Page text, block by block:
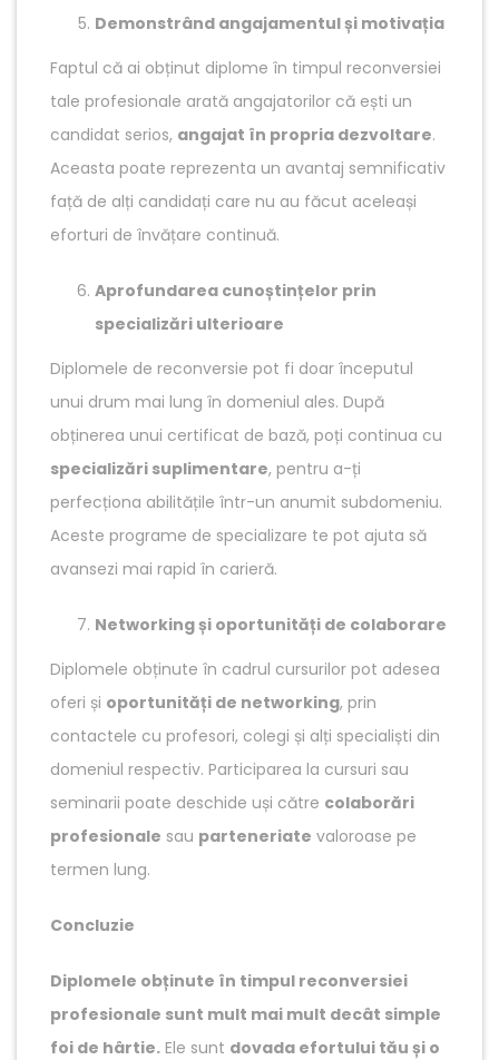
Demonstrând angajamentul și motivația
Faptul că ai obținut diplome în timpul reconversiei
tale profesionale arată angajatorilor că ești un
candidat serios, angajat în propria dezvoltare.
Aceasta poate reprezenta un avantaj semnificativ
față de alți candidați care nu au făcut aceleași
eforturi de învățare continuă.
Aprofundarea cunoștințelor prin
specializări ulterioare
Diplomele de reconversie pot fi doar începutul
unui drum mai lung în domeniul ales. După
obținerea unui certificat de bază, poți continua cu
specializări suplimentare, pentru a-ți
perfecționa abilitățile într-un anumit subdomeniu.
Aceste programe de specializare te pot ajuta să
avansezi mai rapid în carieră.
Networking și oportunități de colaborare
Diplomele obținute în cadrul cursurilor pot adesea
oferi și oportunități de networking, prin
contactele cu profesori, colegi și alți specialiști din
domeniul respectiv. Participarea la cursuri sau
seminarii poate deschide uși către colaborări
profesionale sau parteneriate valoroase pe
termen lung.
Concluzie
Diplomele obținute în timpul reconversiei
profesionale sunt mult mai mult decât simple
foi de hârtie. Ele sunt dovada efortului tău și o